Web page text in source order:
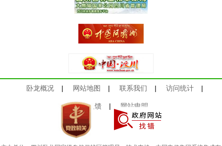
卧龙概况 | 网站地图 | 联系我们 | 访问统计 |
意见反馈 | 网站申明